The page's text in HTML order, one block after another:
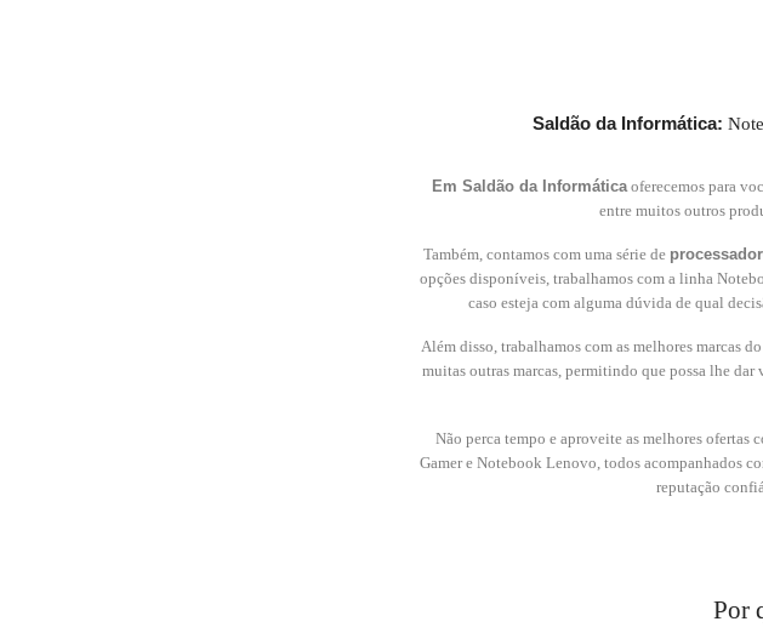
Saldão da Informática:
Em Saldão da Informáticaoferecemos para
entre muitos outros
Também, contamos com uma série de
opções disponíveis, trabalhamos com a linha
caso esteja com alguma dúvida de qual
Além disso, trabalhamos com as melhores marcas
muitas outras marcas, permitindo que possa lhe dar
Não perca tempo e aproveite as melhores ofertas
Gamer e Notebook Lenovo, todos acompanhados
reputação
Por